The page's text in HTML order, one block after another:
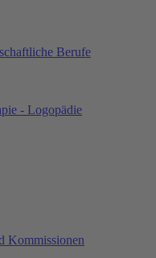
Berufe
- Logopädie
Kommissionen